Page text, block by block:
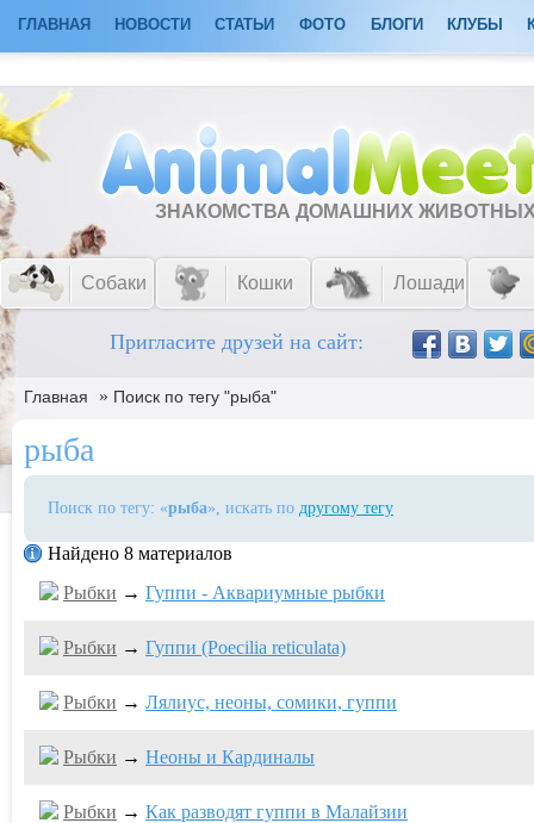
ГЛАВНАЯ НОВОСТИ СТАТЬИ ФОТО БЛОГИ КЛУБЫ
ЗНАКОМСТВА ДОМАШНИХ
Собаки Кошки Лошади
Пригласите друзей на сайт:
Главная » Поиск по тегу "рыба"
рыба
Поиск по тегу: «рыба», искать по другому тегу
Найдено 8 материалов
Рыбки → Гуппи - Аквариумные рыбки
Рыбки → Гуппи (Poecilia reticulata)
Рыбки → Лялиус, неоны, сомики, гуппи
Рыбки → Неоны и Кардиналы
Рыбки → Как разводят гуппи в Малайзии